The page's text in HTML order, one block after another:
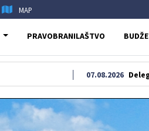
MAP
PRAVOBRANILAŠTVO
Delegacija